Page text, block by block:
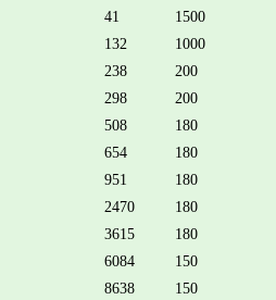
41
1500
132
1000
238
200
298
200
508
180
654
180
951
180
2470
180
3615
180
6084
150
8638
150